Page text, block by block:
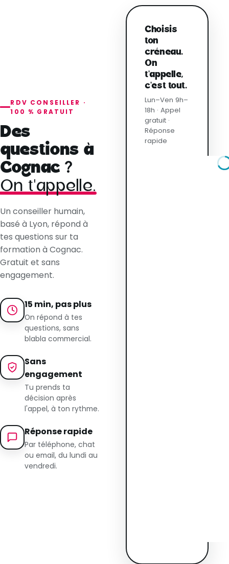
RDV CONSEILLER ·
100 % GRATUIT
Des
questions à
Cognac ?
On t'appelle.
Un conseiller humain,
basé à Lyon, répond à
tes questions sur ta
formation à Cognac.
Gratuit et sans
engagement.
15 min, pas plus
On répond à tes
questions, sans
blabla commercial.
Sans
engagement
Tu prends ta
décision après
l'appel, à ton rythme.
Réponse rapide
Par téléphone, chat
ou email, du lundi au
vendredi.
Choisis
ton
créneau.
On
t'appelle,
c'est tout.
Lun–Ven 9h–
18h · Appel
gratuit ·
Réponse
rapide